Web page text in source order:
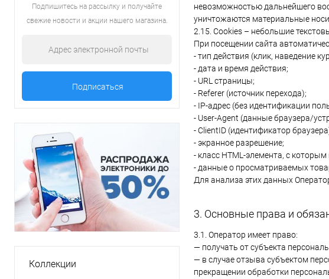
Подпишитесь на рассылку и получайте
свежие новости и акции нашего магазина.
Коллекции
невозможностью дальнейшего
уничтожаются материальные
2.15. Cookies – небольшие
При посещении сайта
- тип действия (клик, наведение
- дата и время действия;
- URL страницы;
- Referer (источник перехода);
- IP-адрес (без идентификации
- User-Agent (данные браузера/
- ClientID (идентификатор
- экранное разрешение;
- класс HTML-элемента, с
- данные о просматриваемых
Для анализа этих данных Оператор
3. Основные права и
3.1. Оператор имеет право:
— получать от субъекта
— в случае отзыва субъектом
прекращении обработки